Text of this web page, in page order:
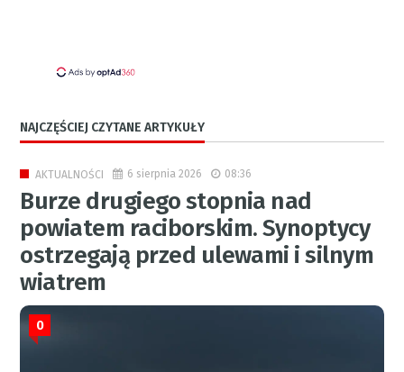
NAJCZĘŚCIEJ CZYTANE ARTYKUŁY
AKTUALNOŚCI 6 sierpnia 2026 08:36
Burze drugiego stopnia nad
powiatem raciborskim. Synoptycy
ostrzegają przed ulewami i silnym
wiatrem
0